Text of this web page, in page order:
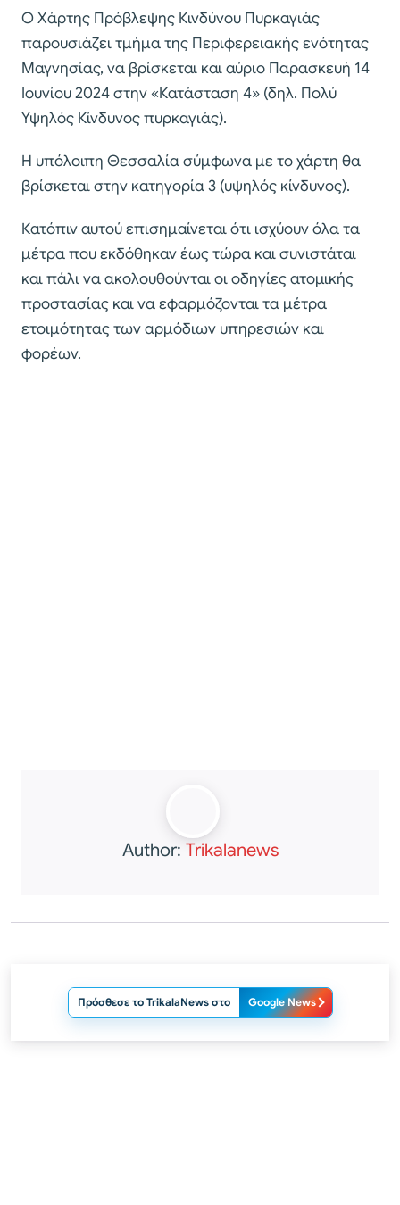
Ο Χάρτης Πρόβλεψης Κινδύνου Πυρκαγιάς
παρουσιάζει τμήμα της Περιφερειακής ενότητας
Μαγνησίας, να βρίσκεται και αύριο Παρασκευή 14
Ιουνίου 2024 στην «Κατάσταση 4» (δηλ. Πολύ
Υψηλός Κίνδυνος πυρκαγιάς).
Η υπόλοιπη Θεσσαλία σύμφωνα με το χάρτη θα
βρίσκεται στην κατηγορία 3 (υψηλός κίνδυνος).
Κατόπιν αυτού επισημαίνεται ότι ισχύουν όλα τα
μέτρα που εκδόθηκαν έως τώρα και συνιστάται
και πάλι να ακολουθούνται οι οδηγίες ατομικής
προστασίας και να εφαρμόζονται τα μέτρα
ετοιμότητας των αρμόδιων υπηρεσιών και
φορέων.
Author: Trikalanews
Πρόσθεσε το TrikalaNews στο Google News